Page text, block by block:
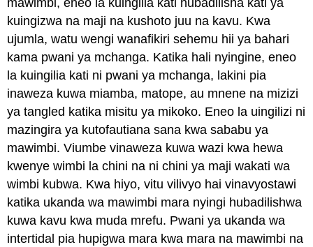
mawimbi, eneo la kuingilia kati hubadilisha kati ya
kuingizwa na maji na kushoto juu na kavu. Kwa
ujumla, watu wengi wanafikiri sehemu hii ya bahari
kama pwani ya mchanga. Katika hali nyingine, eneo
la kuingilia kati ni pwani ya mchanga, lakini pia
inaweza kuwa miamba, matope, au mnene na mizizi
ya tangled katika misitu ya mikoko. Eneo la uingilizi ni
mazingira ya kutofautiana sana kwa sababu ya
mawimbi. Viumbe vinaweza kuwa wazi kwa hewa
kwenye wimbi la chini na ni chini ya maji wakati wa
wimbi kubwa. Kwa hiyo, vitu vilivyo hai vinavyostawi
katika ukanda wa mawimbi mara nyingi hubadilishwa
kuwa kavu kwa muda mrefu. Pwani ya ukanda wa
intertidal pia hupigwa mara kwa mara na mawimbi na